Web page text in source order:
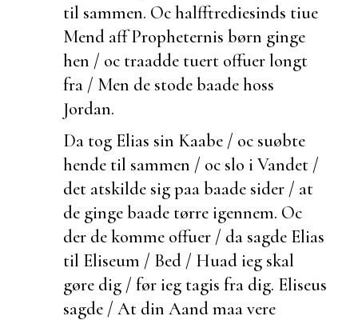
til sammen. Oc halfftrediesinds tiue
Mend aff Propheternis børn ginge
hen / oc traadde tuert offuer longt
fra / Men de stodebaade hoss
Jordan.
Da tog Elias sin Kaabe / oc suøbte
hende til sammen / oc slo i Vandet /
det atskilde sig paabaade sider / at
de ginge baade tørre igennem. Oc
der de komme offuer / da sagde Elias
til Eliseum / Bed / Huad ieg skal
gøre dig / før ieg tagis fra dig. Eliseus
sagde / At din Aand maa vere